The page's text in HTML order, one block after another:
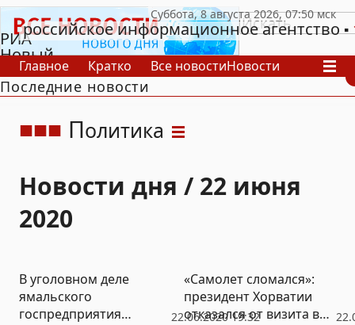
РИА
Новый
День
российское информационное агентство
Главное Кратко Все новостиНовости
В России
В мире
Последние новости
Политика
Новости дня / 22 июня
2020
22.06.2020 19:32
В уголовном деле
ямальского
госпредприятия
«Самолет сломался»:
президент Хорватии
отказался от визита в